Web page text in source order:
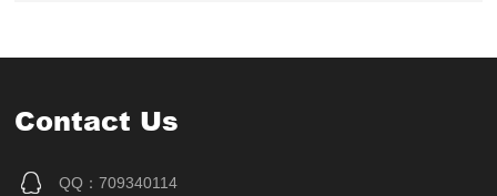
Contact Us
QQ：709340114